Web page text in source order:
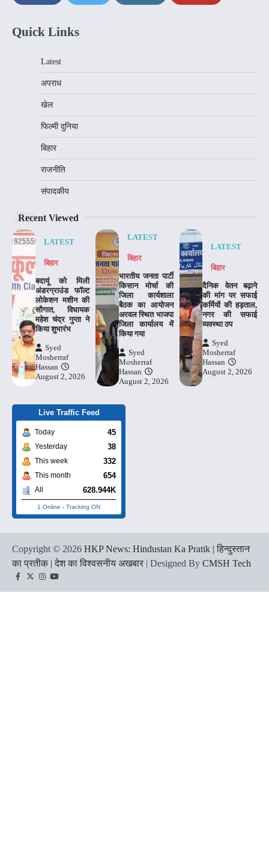
Quick Links
Latest
अपराध
खेल
फिल्मी दुनिया
बिहार
राजनीति
संपादकीय
Recent Viewed
LATEST
बिहार
बदायूं को मिली
अंडरग्राउंड फॉल्ट
लोकेशन मशीन की
सौगात, विधायक
महेश चंद्र गुप्ता ने
किया शुभारंभ
Syed
Mosherraf
Hassan
August 2, 2026
LATEST
बिहार
भारतीय जनता पार्टी
किसान मोर्चा की
जिला कार्यशाला
बैठक का आयोजन
अरवल स्थित भाजपा
जिला कार्यालय में
किया गया
Syed
Mosherraf
Hassan
August 2, 2026
LATEST
बिहार
दैनिक वेतन बढ़ाने
की मांग पर सफाई
कर्मियों की हड़ताल,
नगर की सफाई
व्यवस्था ठप
Syed
Mosherraf
Hassan
August 2, 2026
Live Traffic Feed
Today 45
Yesterday 38
This week 332
This month 654
All 628.944K
1 Online - Tracking ON
Copyright © 2026 HKP News: Hindustan Ka Pratik | हिन्दुस्तान
का प्रतीक | देश का विश्वसनीय अखबार | Designed By CMSH Tech
Facebook
TwitterInstagram
YouTube